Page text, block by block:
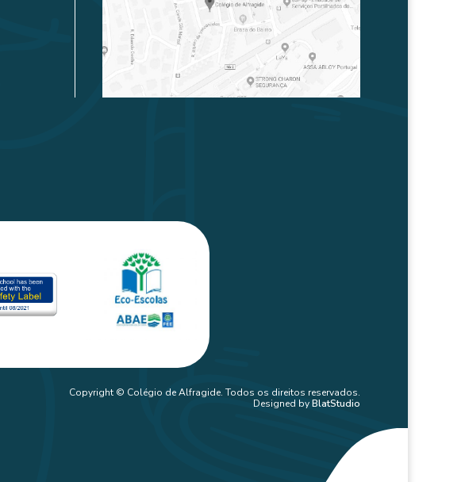
Copyright © Colégio de Alfragide. Todos os direitos reservados.
Designed byBlatStudio